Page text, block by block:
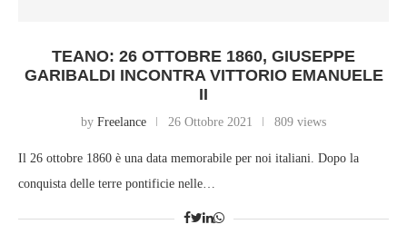
TEANO: 26 OTTOBRE 1860, GIUSEPPE
GARIBALDI INCONTRA VITTORIO EMANUELE
II
by Freelance 26 Ottobre 2021 809 views
Il 26 ottobre 1860 è una data memorabile per noi italiani. Dopo la
conquista delle terre pontificie nelle…